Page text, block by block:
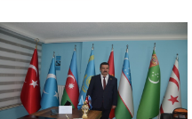
RAMAZAN
BAYRAMI MESAJI